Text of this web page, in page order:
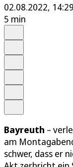
02.08.2022,
5 min
Bayreuth –
am
schwer, dass er